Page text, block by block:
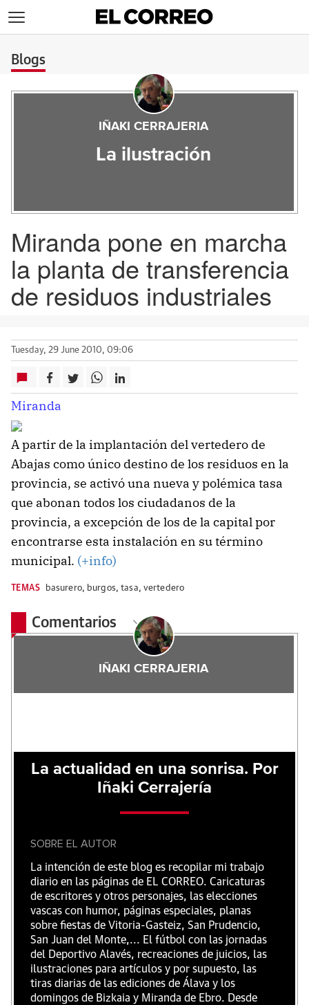
Blogs
IÑAKI CERRAJERIA
La ilustración
Miranda pone en marcha
la planta de transferencia
de residuos industriales
Tuesday, 29 June 2010, 09:06
Miranda
A partir de la implantación del vertedero de
Abajas como único destino de los residuos en la
provincia, se activó una nueva y polémica tasa
que abonan todos los ciudadanos de la
provincia, a excepción de los de la capital por
encontrarse esta instalación en su término
municipal. (+info)
TEMAS basurero, burgos,tasa, vertedero
Comentarios
IÑAKI CERRAJERIA
La actualidad en una sonrisa. Por
Iñaki Cerrajería
SOBRE EL AUTOR
La intención de este blog es recopilar mi trabajo
diario en las páginas de EL CORREO. Caricaturas
de escritores y otros personajes, las elecciones
vascas con humor, páginas especiales, planas
sobre fiestas de Vitoria-Gasteiz, San Prudencio,
San Juan del Monte,... El fútbol con las jornadas
del Deportivo Alavés, recreaciones de juicios, las
ilustraciones para artículos y por supuesto, las
tiras diarias de las ediciones de Álava y los
domingos de Bizkaia y Miranda de Ebro. Desde